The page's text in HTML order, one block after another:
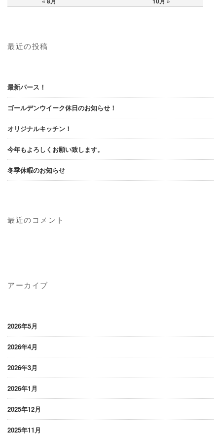
最近の投稿
最新パース！
ゴールデンウイーク休日のお知らせ！
オリジナルキッチン！
今年もよろしくお願い致します。
冬季休暇のお知らせ
最近のコメント
アーカイブ
2026年5月
2026年4月
2026年3月
2026年1月
2025年12月
2025年11月